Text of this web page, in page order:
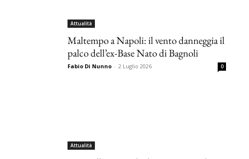
Attualità
Maltempo a Napoli: il vento danneggia il
palco dell’ex-Base Nato di Bagnoli
Fabio Di Nunno - 2 Luglio 2026 0
Attualità